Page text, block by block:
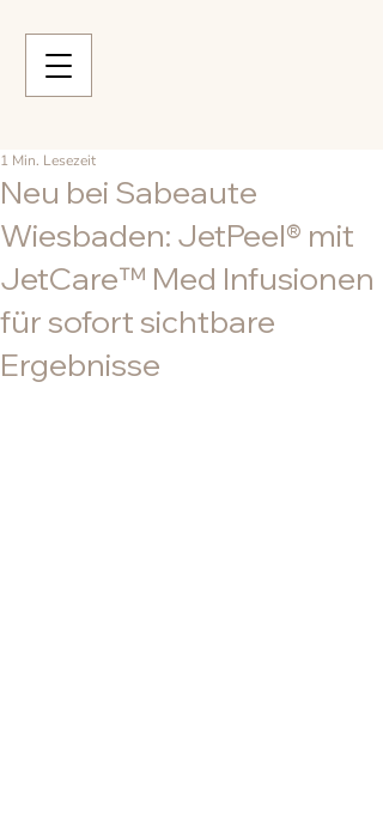
Neu bei Sabeaute
Wiesbaden: JetPeel® mit
JetCare™ Med Infusionen
für sofort sichtbare
Ergebnisse
1 Min. Lesezeit